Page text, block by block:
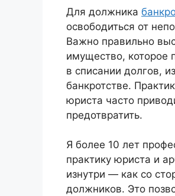
Для должника
освободиться от
Важно правильно
имущество, которое
в списании долгов,
банкротстве.
юриста часто
предотвратить.
Я более 10 лет
практику юриста и
изнутри — как со
должников. Это